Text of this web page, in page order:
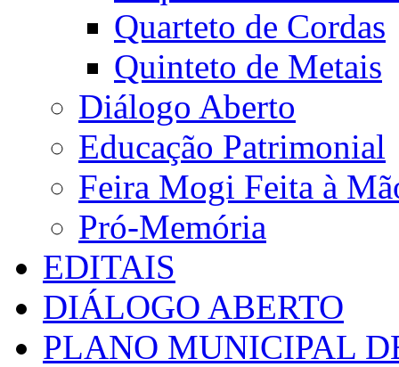
Quarteto de Cordas
Quinteto de Metais
Diálogo Aberto
Educação Patrimonial
Feira Mogi Feita à
Pró-Memória
EDITAIS
DIÁLOGO ABERTO
PLANO MUNICIPAL